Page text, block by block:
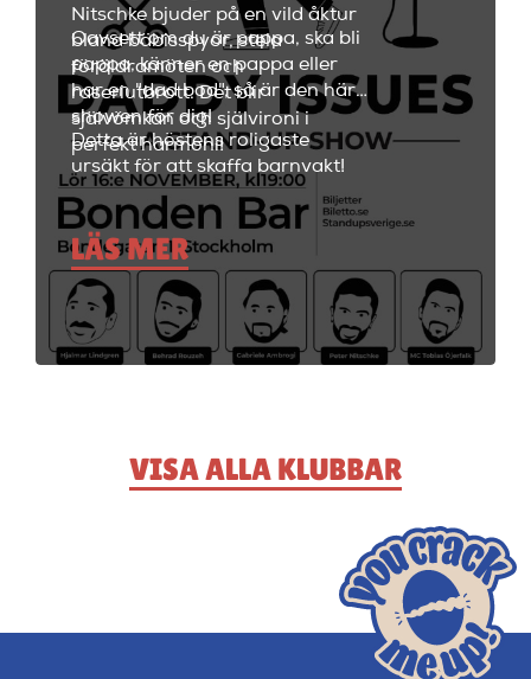
Nitschke bjuder på en vild åktur
bland bäbisspyor, stela
föräldramöten och
raseriutbrott. Det blir
självömkan och självironi i
perfekt harmoni!
Oavsett om du är pappa, ska bli
pappa, känner en pappa eller
har en "dad bod", så är den här
showen för dig!
Detta är höstens roligaste
ursäkt för att skaffa barnvakt!
LÄS MER
VISA ALLA KLUBBAR